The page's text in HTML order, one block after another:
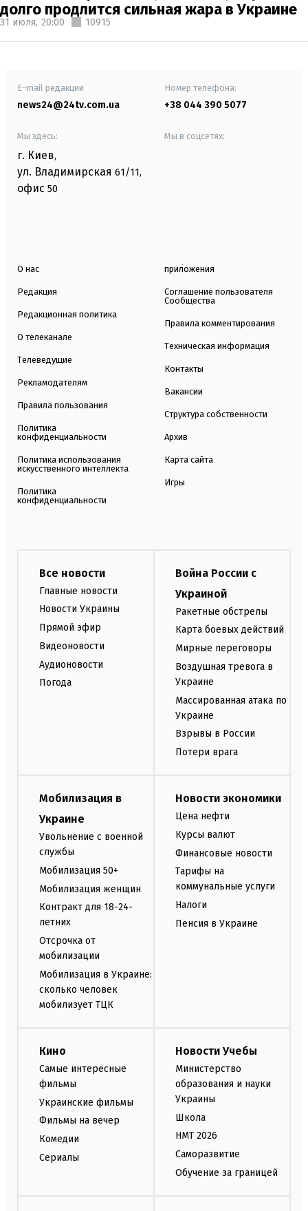
долго продлится сильная жара в Украине
31 июля, 20:00 10915
E-mail редакции
news24@24tv.com.ua
Номер телефона:
+38 044 390 5077
Мы здесь:
г. Киев,
ул. Владимирская 61/11,
офис 50
Мы в соцсетях:
О нас
Редакция
Редакционная политика
О телеканале
Телеведущие
Рекламодателям
Правила пользования
Политика
конфиденциальности
Политика использования
искусственного интеллекта
Политика
конфиденциальности
приложения
Соглашение пользователя
Сообщества
Правила комментирования
Техническая информация
Контакты
Вакансии
Структура собственности
Архив
Карта сайта
Игры
Все новости
Главные новости
Новости Украины
Прямой эфир
Видеоновости
Аудионовости
Погода
Война России с
Украиной
Ракетные обстрелы
Карта боевых действий
Мирные переговоры
Воздушная тревога в
Украине
Массированная атака по
Украине
Взрывы в России
Потери врага
Мобилизация в
Украине
Увольнение с военной
службы
Мобилизация 50+
Мобилизация женщин
Контракт для 18-24-
летних
Отсрочка от
мобилизации
Мобилизация в Украине:
сколько человек
мобилизует ТЦК
Новости экономики
Цена нефти
Курсы валют
Финансовые новости
Тарифы на
коммунальные услуги
Налоги
Пенсия в Украине
Кино
Самые интересные
фильмы
Украинские фильмы
Фильмы на вечер
Комедии
Сериалы
Новости Учебы
Министерство
образования и науки
Украины
Школа
НМТ 2026
Саморазвитие
Обучение за границей